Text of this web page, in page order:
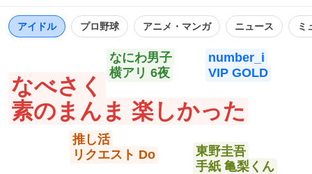
ルーンの日 https://t.co/okoqn7U8c3
https://t.co/Kfxq91McG2
数
アイドル プロ野球 アニメ・マンガ ニュース ミ
なべさく
素のまんま 楽しかった
推し活
リクエスト Do
東野圭吾
手紙 亀梨くん
なにわ男子
横アリ 6夜
number_i
VIP GOLD